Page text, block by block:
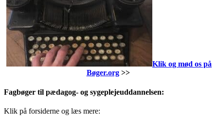
Klik og mød os på
Bøger.org>>
Fagbøger til pædagog- og sygeplejeuddannelsen:
Klik på forsiderne og læs mere: